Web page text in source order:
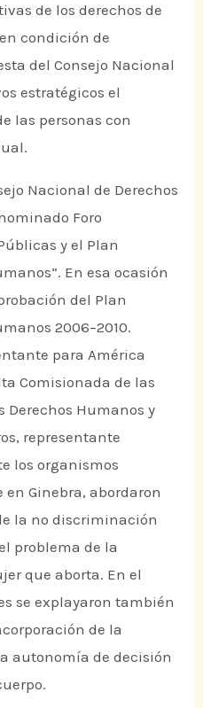
de los derechos de
condición de
del Consejo Nacional
estratégicos el
las personas con
Nacional de Derechos
Foro
y el Plan
En esa ocasión
del Plan
2006–2010.
para América
Comisionada de las
Derechos Humanos y
representante
los organismos
Ginebra, abordaron
la no discriminación
problema de la
que aborta. En el
se explayaron también
de la
autonomía de decisión